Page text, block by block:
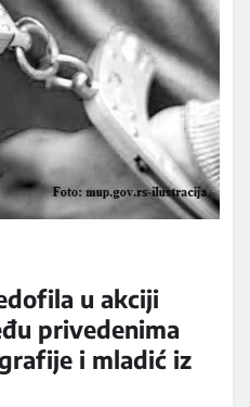
u akciji
privedenima
i mladić iz